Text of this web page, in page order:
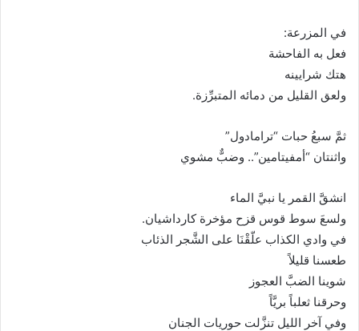
في المزرعة:
فعل به الفاحشة
هتك شرايينه
ولعق القليل من دمائه المتبرِّزة.
ثمَّ سبعُ حبات “ترامادول”
واثنتان “أمفيتامين”.. وضبٌّ مشوي
انشقَّ القمر يا نبيَّ الماء
ولسعَ سوط قوس قزح مؤخرة كارداشيان.
في وادي الكذاب علّقْنَا على الشَّجر الذئاب
طعسنا قليلاً
شوينا الضبَّ العجوز
وحرقنا ثعلباً بريَّاً
وفي آخر الليل تنزَّلت حوريات الجنان